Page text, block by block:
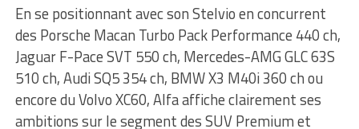
En se positionnant avec son Stelvio en concurrent
des Porsche Macan Turbo Pack Performance 440 ch,
Jaguar F-Pace SVT 550 ch, Mercedes-AMG GLC 63S
510 ch, Audi SQ5 354 ch, BMW X3 M40i 360 ch ou
encore du Volvo XC60, Alfa affiche clairement ses
ambitions sur le segment des SUV Premium et